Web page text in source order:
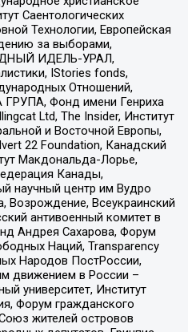
Саентологических
Технологии, Европейская
за выборами,
ИДЕЛЬ-УРАЛ,
IStories fonds,
Отношений,
Фонд имени Генриха
Ltd, The Insider, Институт
и Восточной Европы,
22 Foundation, Канадский
Макдональда-Лорье,
Канады,
научный центр им Вудро
Возрождение, Всеукраинский
антивоенный комитет в
Андрея Сахарова, Форум
Наций, Transparеncy
Народов ПостРоссии,
движением в России –
университет, Институт
Форум гражданского
жителей островов